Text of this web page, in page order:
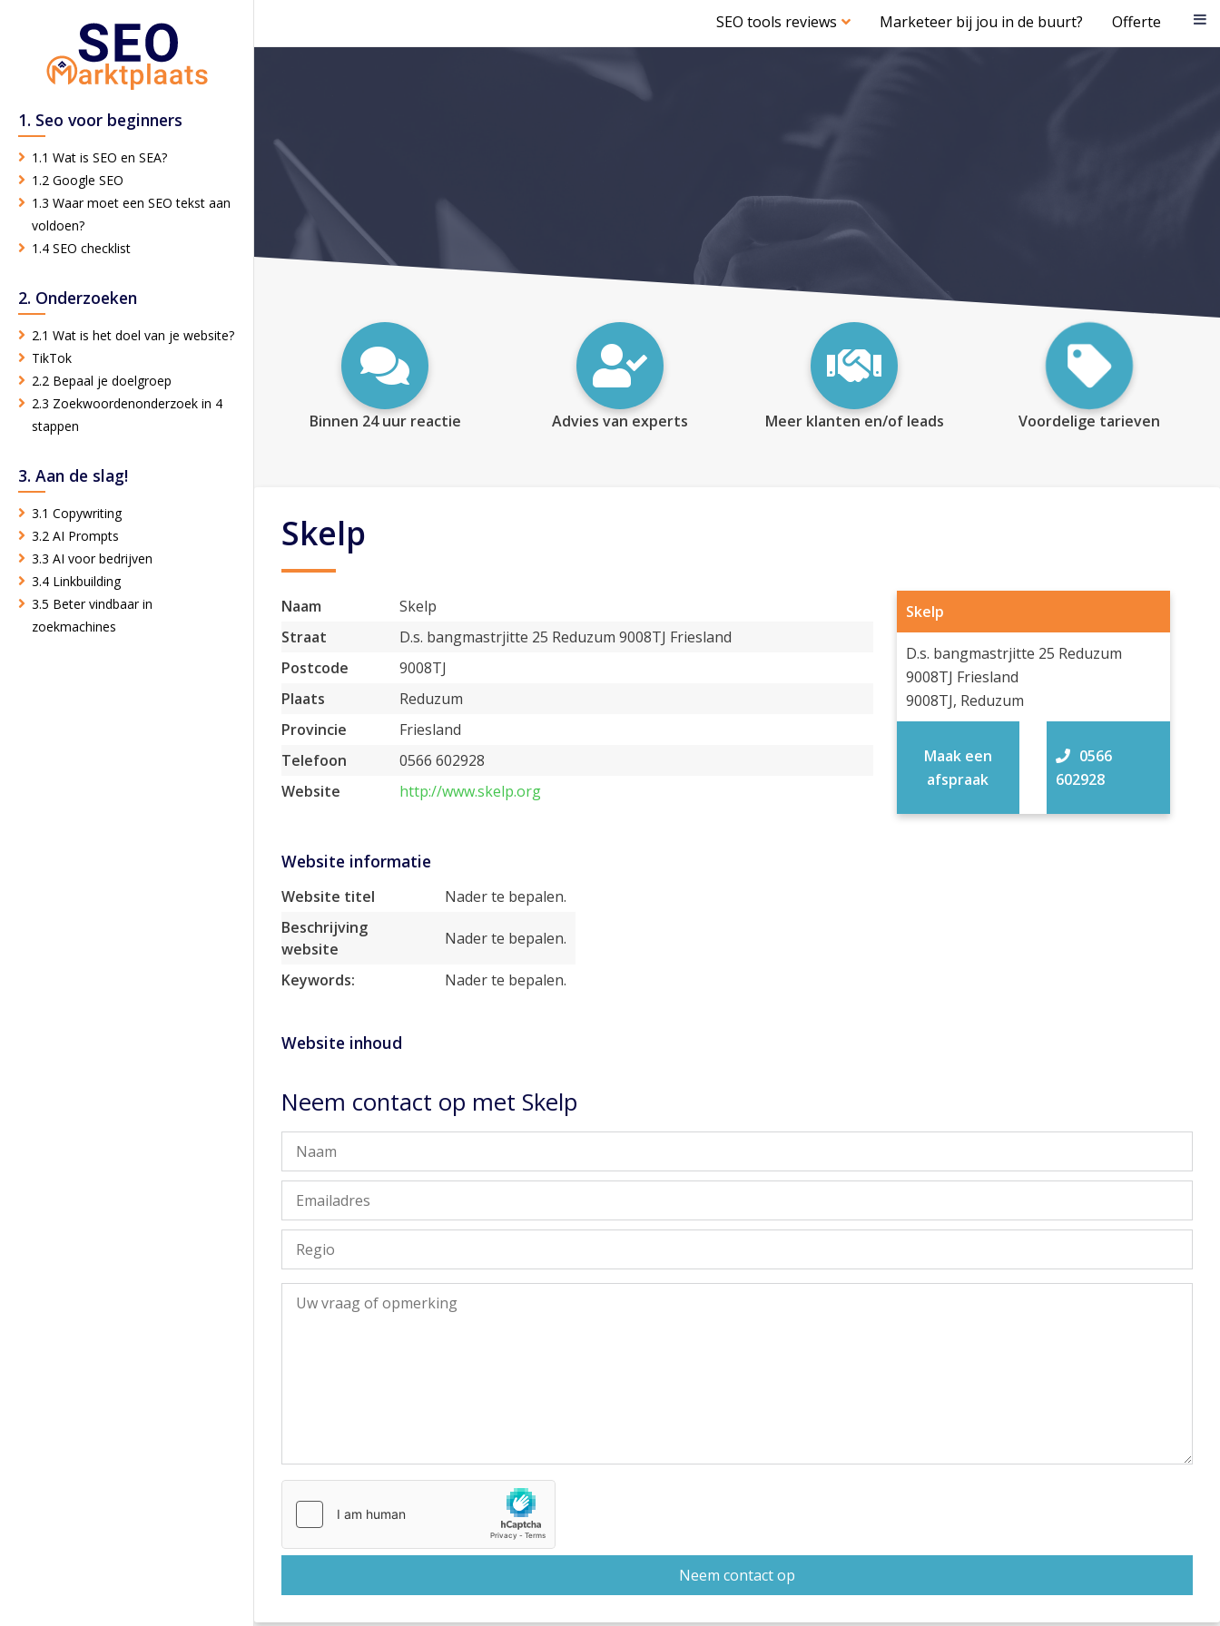
SEO tools reviews Marketeer bij jou in de buurt? Offerte
1. Seo voor beginners
1.1 Wat is SEO en SEA?
1.2 Google SEO
1.3 Waar moet een SEO tekst aan
voldoen?
1.4 SEO checklist
2. Onderzoeken
2.1 Wat is het doel van je website?
TikTok
2.2 Bepaal je doelgroep
2.3 Zoekwoordenonderzoek in 4
stappen
3. Aan de slag!
3.1 Copywriting
3.2 AI Prompts
3.3 AI voor bedrijven
3.4 Linkbuilding
3.5 Beter vindbaar in
zoekmachines
Binnen 24 uur reactie Advies van experts Meer klanten en/of leads Voordelige tarieven
Skelp
Naam
Skelp
Straat
D.s. bangmastrjitte 25 Reduzum 9008TJ Friesland
Postcode
9008TJ
Plaats
Reduzum
Provincie
Friesland
Telefoon
0566 602928
Website
http://www.skelp.org
Skelp
D.s. bangmastrjitte 25 Reduzum
9008TJ Friesland
9008TJ, Reduzum
0566
602928
Maak een
afspraak
Website informatie
Website titel
Nader te bepalen.
Beschrijving
website
Nader te bepalen.
Keywords: Nader te bepalen.
Website inhoud
Neem contact op met Skelp